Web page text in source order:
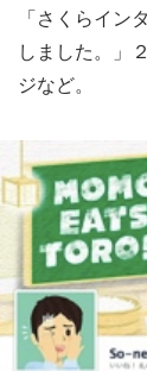
「さくらイン
しました。」
ジなど。